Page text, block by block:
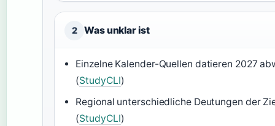
2 Was unklar ist
Einzelne Kalender-Quellen datieren 2027
(StudyCLI)
Regional unterschiedliche Deutungen der
(StudyCLI)